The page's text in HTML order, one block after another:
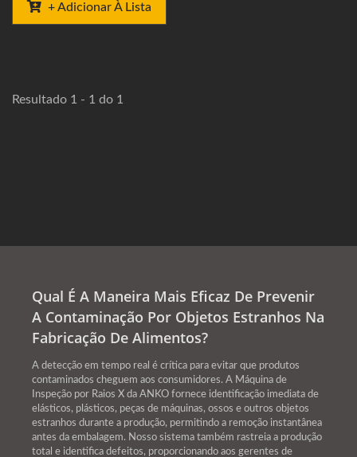
+ Adicionar À Lista
Resultado 1 - 1 do 1
Qual É A Maneira Mais Eficaz De Prevenir
A Contaminação Por Objetos Estranhos Na
Fabricação De Alimentos?
A detecção em tempo real é crítica para evitar que produtos
contaminados cheguem aos consumidores. A Máquina de
Inspeção por Raios X da ANKO fornece identificação imediata de
elásticos, plásticos, peças de máquinas, ossos e outros objetos
estranhos durante a produção, permitindo a remoção instantânea
antes da embalagem. Nosso sistema também rastreia a produção
total e identifica defeitos, proporcionando aos gerentes de